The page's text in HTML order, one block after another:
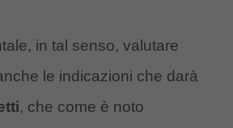
in tal senso, valutare
le indicazioni che darà
, che come è noto